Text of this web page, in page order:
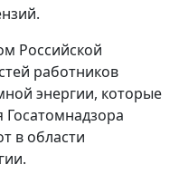
Российской
работников
энергии, которые
в области